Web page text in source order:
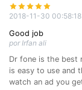
2018-11-30 00:58:18
Good job
por Irfan ali
Dr fone is the best
is easy to use and
watch an ad you